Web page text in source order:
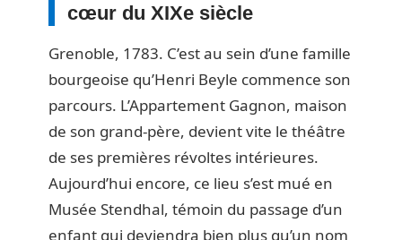
cœur du XIXe siècle
Grenoble, 1783. C’est au sein d’une famille
bourgeoise qu’Henri Beyle commence son
parcours. L’Appartement Gagnon, maison
de son grand-père, devient vite le théâtre
de ses premières révoltes intérieures.
Aujourd’hui encore, ce lieu s’est mué en
Musée Stendhal, témoin du passage d’un
enfant qui deviendra bien plus qu’un nom